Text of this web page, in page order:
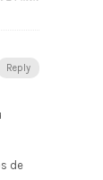
Reply
de